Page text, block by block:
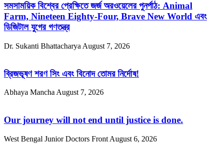
সমসাময়িক বিশ্বের প্রেক্ষিতে জর্জ অরওয়েলের পুনর্পাঠ: Animal
Farm, Nineteen Eighty-Four, Brave New World এবং
ডিজিটাল যুগের গণতন্ত্র
Dr. Sukanti Bhattacharya August 7, 2026
ব্রিজভূষণ শরণ সিং এবং বিনোদ তোমর নির্দোষ!
Abhaya ManchaAugust 7, 2026
Our journey will not end until justice is done.
West Bengal Junior Doctors Front August 6, 2026